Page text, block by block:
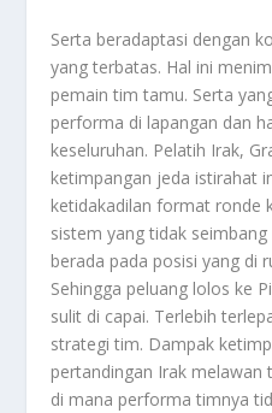
Serta beradaptasi dengan
yang terbatas. Hal ini
pemain tim tamu. Serta
performa di lapangan dan
keseluruhan. Pelatih Irak,
ketimpangan jeda istirahat
ketidakadilan format ronde
sistem yang tidak
berada pada posisi yang di
Sehingga peluang lolos ke
sulit di capai. Terlebih
strategi tim. Dampak
pertandingan Irak melawan
di mana performa timnya